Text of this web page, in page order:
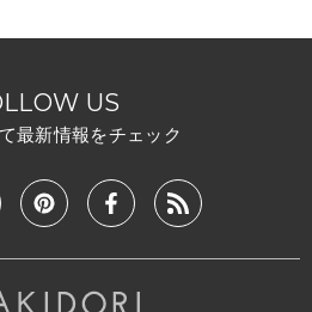
US
最新情報をチェック